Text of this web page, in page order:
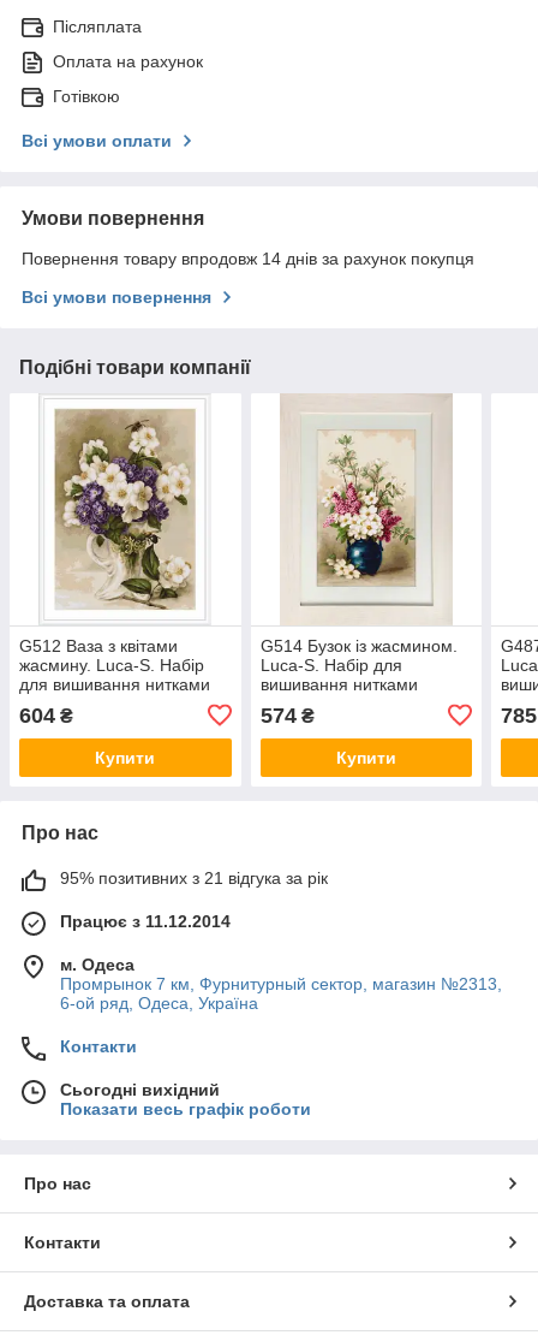
Післяплата
Оплата на рахунок
Готівкою
Всі умови оплати
Умови повернення
Повернення товару впродовж 14 днів за рахунок покупця
Всі умови повернення
Подібні товари компанії
G512 Ваза з квітами
жасмину. Luca-S. Набір
для вишивання нитками
604 ₴
Купити
G514 Бузок із жасмином.
Luca-S. Набір для
вишивання нитками
574₴
Купити
785
Про нас
95% позитивних з 21 відгука за рік
Працює з 11.12.2014
м. Одеса
Промрынок 7 км, Фурнитурный сектор, магазин №2313,
6-ой ряд, Одеса, Україна
Контакти
Сьогодні вихідний
Показати весь графік роботи
Про нас
Контакти
Доставка та оплата